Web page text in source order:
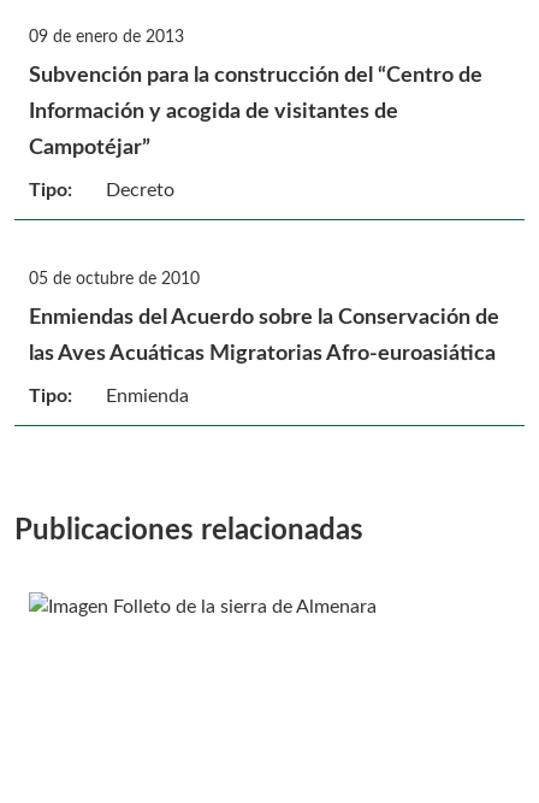
09 de enero de 2013
Subvención para la construcción del “Centro de
Información y acogida de visitantes de
Campotéjar”
Tipo: Decreto
05 de octubre de 2010
Enmiendas del Acuerdo sobre la Conservación de
las Aves Acuáticas Migratorias Afro-euroasiática
Tipo: Enmienda
Publicaciones relacionadas